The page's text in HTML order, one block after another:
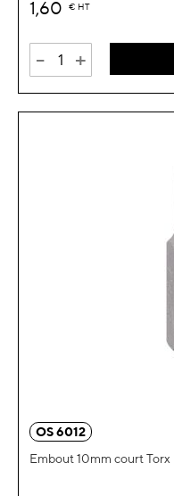
1,60 € HT
- +
OS 6012
Embout 10mm court Torx